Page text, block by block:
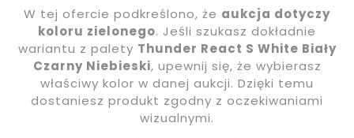
W tej ofercie podkreślono, że aukcja dotyczy
koloru zielonego. Jeśli szukasz dokładnie
wariantu z palety Thunder React S White Biały
Czarny Niebieski, upewnij się, że wybierasz
właściwy kolor w danej aukcji. Dzięki temu
dostaniesz produkt zgodny z oczekiwaniami
wizualnymi.